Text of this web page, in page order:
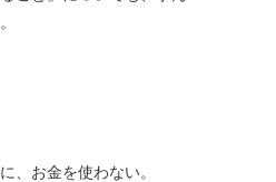
、お金を使わない。